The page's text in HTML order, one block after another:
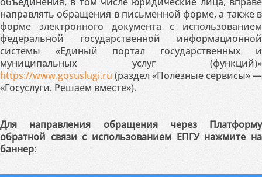
направлять обращения в письменной форме, а также в
форме электронного документа с использованием
федеральной государственной информационной
системы «Единый портал государственных и
муниципальных услуг (функций)»
https://www.gosuslugi.ru (раздел «Полезные сервисы» —
«Госуслуги. Решаем вместе»).
Для направления обращения через Платформу
обратной связи с использованием ЕПГУ нажмите на
баннер: